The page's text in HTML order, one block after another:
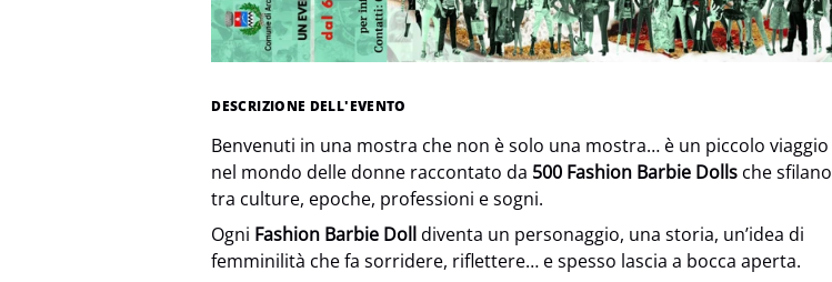
DESCRIZIONE DELL'EVENTO
Benvenuti in una mostra che non è solo una mostra… è un piccolo viaggio
nel mondo delle donne raccontato da 500 Fashion Barbie Dolls che sfilano
tra culture, epoche, professioni e sogni.
Ogni Fashion Barbie Dolldiventa un personaggio, una storia, un’idea di
femminilità che fa sorridere, riflettere… e spesso lascia a bocca aperta.